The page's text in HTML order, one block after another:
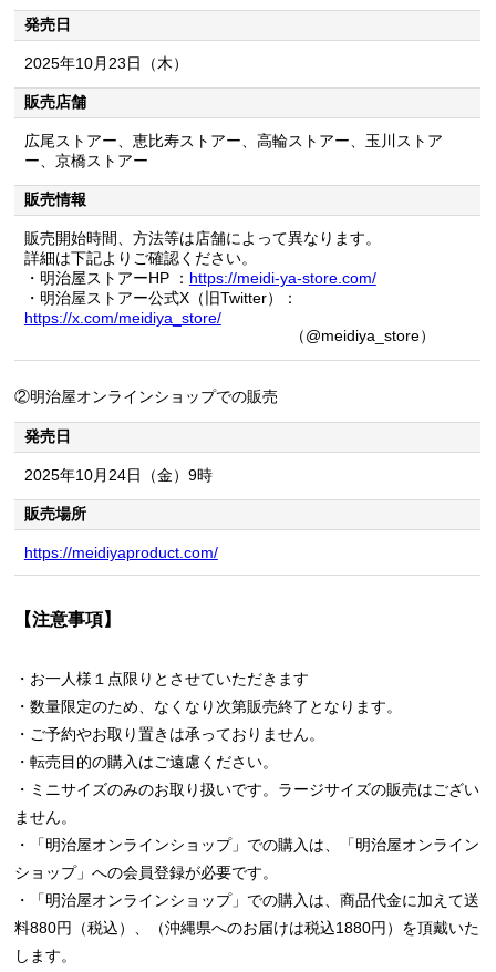
発売日
2025年10月23日（木）
販売店舗
広尾ストアー、恵比寿ストアー、高輪ストアー、玉川ストア
ー、京橋ストアー
販売情報
販売開始時間、方法等は店舗によって異なります。
詳細は下記よりご確認ください。
・明治屋ストアーHP ： https://meidi-ya-store.com/
・明治屋ストアー公式X（旧Twitter）：
https://x.com/meidiya_store/
（@meidiya_store）
②明治屋オンラインショップでの販売
発売日
2025年10月24日（金）9時
販売場所
https://meidiyaproduct.com/
【注意事項】
・お一人様１点限りとさせていただきます
・数量限定のため、なくなり次第販売終了となります。
・ご予約やお取り置きは承っておりません。
・転売目的の購入はご遠慮ください。
・ミニサイズのみのお取り扱いです。ラージサイズの販売はござい
ません。
・「明治屋オンラインショップ」での購入は、「明治屋オンライン
ショップ」への会員登録が必要です。
・「明治屋オンラインショップ」での購入は、商品代金に加えて送
料880円（税込）、（沖縄県へのお届けは税込1880円）を頂戴いた
します。